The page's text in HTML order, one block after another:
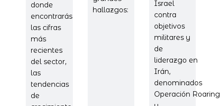
donde
encontrarás
las cifras
más
recientes
del sector,
las
tendencias
de
hallazgos:
Israel
contra
objetivos
militares y
de
liderazgo en
Irán,
denominados
Operación Roaring